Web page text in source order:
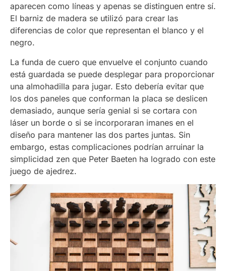
aparecen como líneas y apenas se distinguen entre sí.
El barniz de madera se utilizó para crear las
diferencias de color que representan el blanco y el
negro.
La funda de cuero que envuelve el conjunto cuando
está guardada se puede desplegar para proporcionar
una almohadilla para jugar. Esto debería evitar que
los dos paneles que conforman la placa se deslicen
demasiado, aunque sería genial si se cortara con
láser un borde o si se incorporaran imanes en el
diseño para mantener las dos partes juntas. Sin
embargo, estas complicaciones podrían arruinar la
simplicidad zen que Peter Baeten ha logrado con este
juego de ajedrez.